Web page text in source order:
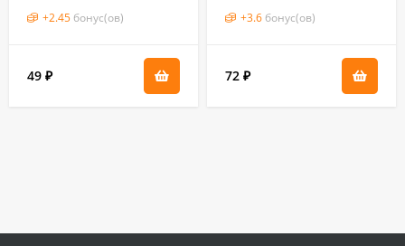
+2.45 бонус(ов)
49 ₽
+3.6 бонус(ов)
72 ₽